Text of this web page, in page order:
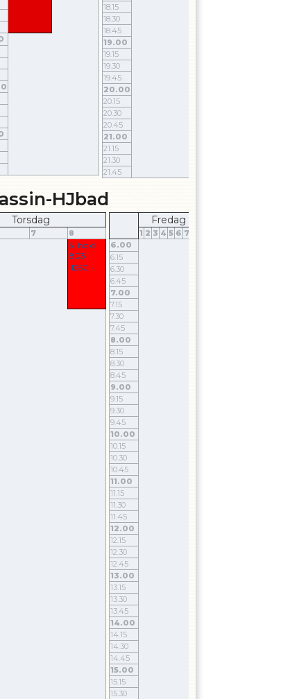
18.15
18.30
18.45
19.00
19.15
19.30
19.45
20.00
20.15
20.30
20.45
21.00
21.15
21.30
21.45
HJbad
Torsdag
7
8
3. hold
803
1250.-
Fredag
1 2 3 4 5 6 7
6.00
6.15
6.30
6.45
7.00
7.15
7.30
7.45
8.00
8.15
8.30
8.45
9.00
9.15
9.30
9.45
10.00
10.15
10.30
10.45
11.00
11.15
11.30
11.45
12.00
12.15
12.30
12.45
13.00
13.15
13.30
13.45
14.00
14.15
14.30
14.45
15.00
15.15
15.30